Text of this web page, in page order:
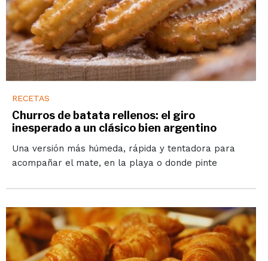
RECETAS
Churros de batata rellenos: el giro
inesperado a un clásico bien argentino
Una versión más húmeda, rápida y tentadora para
acompañar el mate, en la playa o donde pinte